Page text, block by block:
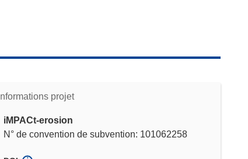
Informations projet
iMPACt-erosion
N° de convention de subvention: 101062258